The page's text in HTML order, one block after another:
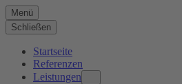
Menü
Schließen
Startseite
Referenzen
Leistungen